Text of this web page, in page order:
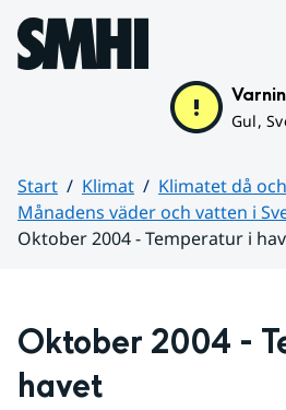
Hoppa till sidans innehåll
Gul,
Start Klimat
Klimatet då
Månadens väder och vatten i
Oktober 2004 - Temperatur i
Oktober 2004 -
havet